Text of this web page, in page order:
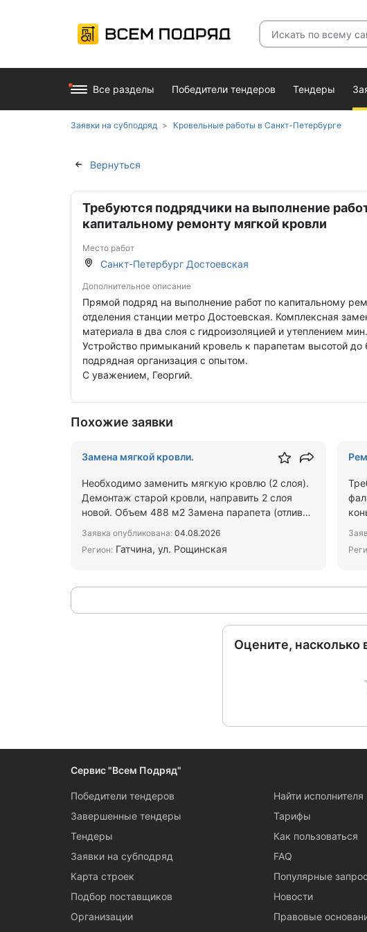
Все разделы Победители тендеров Тендеры
Заявки на субподряд Кровельные работы в Санкт-Петербурге
Вернуться
Требуются подрядчики на выполнение
капитальному ремонту мягкой кровли
Место работ
Санкт-Петербург Достоевская
Дополнительное описание
Прямой подряд на выполнение работ по капитальному
отделения станции метро Достоевская. Комплексная
материала в два слоя с гидроизоляцией и утеплением
Устройство примыканий кровель к парапетам высотой
подрядная организация с опытом.
С уважением, Георгий.
Похожие заявки
Замена мягкой кровли.
Необходимо заменить мягкую кровлю (2 слоя).
Демонтаж старой кровли, направить 2 слоя
новой. Объем 488 м2 Замена парапета (отлива)
Заявка опубликована: 04.08.2026
Регион: Гатчина, ул. Рощинская
Оцените, насколько
Сервис "Всем Подряд"
Победители тендеров
Завершенные тендеры
Тендеры
Заявки на субподряд
Карта строек
Подбор поставщиков
Организации
Найти исполнителя
Тарифы
Как пользоваться
FAQ
Популярные
Новости
Правовые